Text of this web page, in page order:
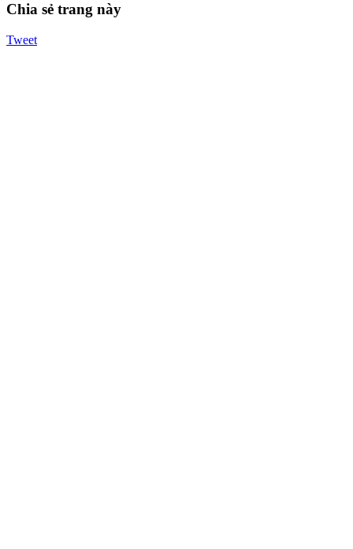
Chia sẻ trang này
Tweet